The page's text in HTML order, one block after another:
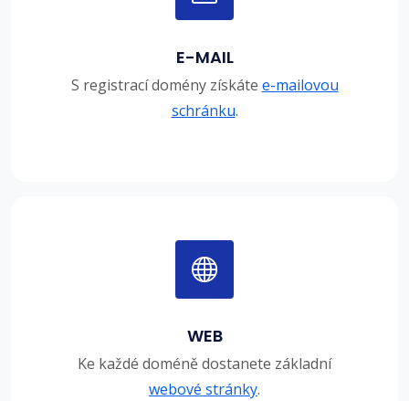
E-MAIL
S registrací domény získáte e-mailovou
schránku.
WEB
Ke každé doméně dostanete základní
webové stránky.